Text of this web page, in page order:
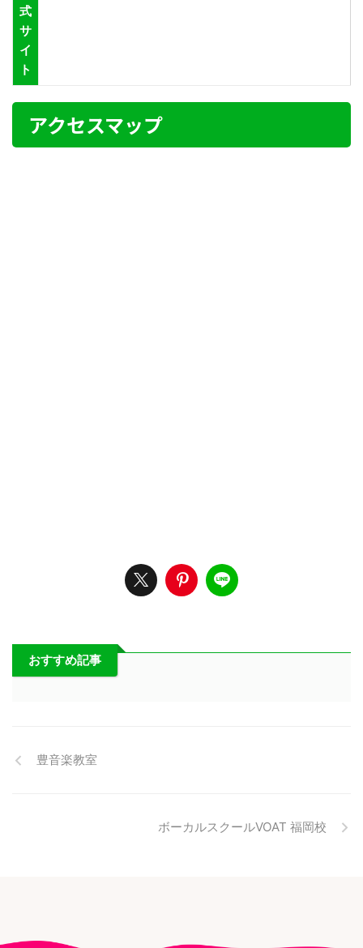
式
サ
イ
ト
アクセスマップ
おすすめ記事
豊音楽教室
ボーカルスクールVOAT 福岡校